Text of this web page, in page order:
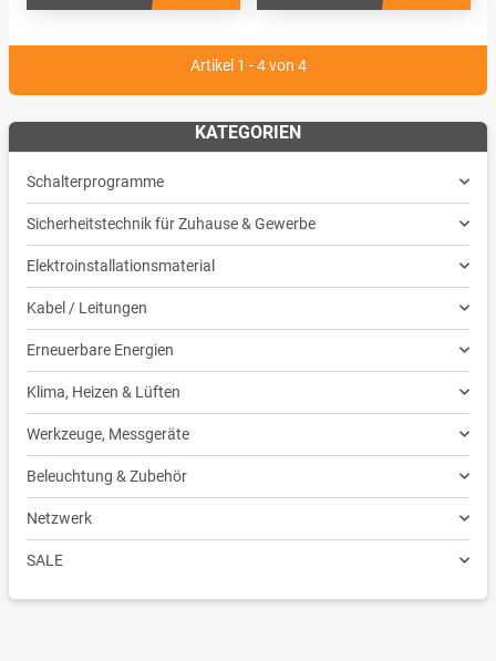
Artikel 1 - 4 von 4
KATEGORIEN
Schalterprogramme
Sicherheitstechnik für Zuhause & Gewerbe
Elektroinstallationsmaterial
Kabel / Leitungen
Erneuerbare Energien
Klima, Heizen & Lüften
Werkzeuge, Messgeräte
Beleuchtung & Zubehör
Netzwerk
SALE